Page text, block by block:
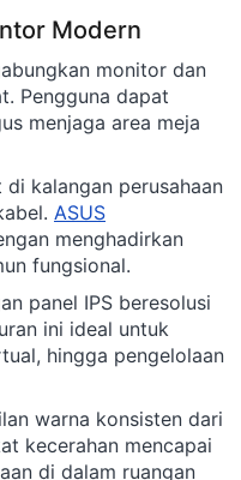
Modern
monitor dan
Pengguna dapat
menjaga area meja
kalangan perusahaan
ASUS
menghadirkan
fungsional.
panel IPS beresolusi
ini ideal untuk
hingga pengelolaan
warna konsisten dari
kecerahan mencapai
di dalam ruangan